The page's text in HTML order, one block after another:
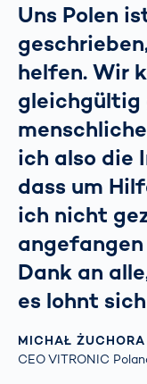
Uns Polen
helfen. Wir
gleichgültig
ich also die
dass um
ich nicht
angefangen
Dank an
es lohnt
MICHAŁ ŻUCHORA
CEO VITRONIC